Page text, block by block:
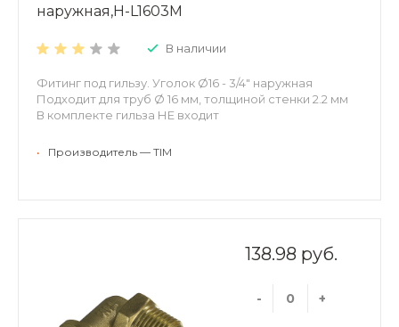
наружная,H-L1603M
В наличии
Фитинг под гильзу. Уголок Ø16 - 3/4" наружная
Подходит для труб Ø 16 мм, толщиной стенки 2.2 мм
В комплекте гильза НЕ входит
• Производитель — TIM
138.98 руб.
- +